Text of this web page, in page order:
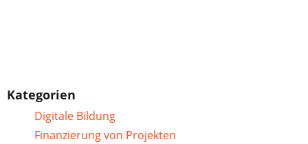
Kategorien
Digitale Bildung
Finanzierung von Projekten